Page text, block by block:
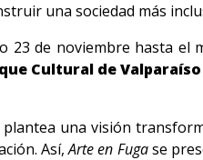
una sociedad más
23 de noviembre hasta el
Cultural de Valparaíso
una visión
Así,Arte en Fugase